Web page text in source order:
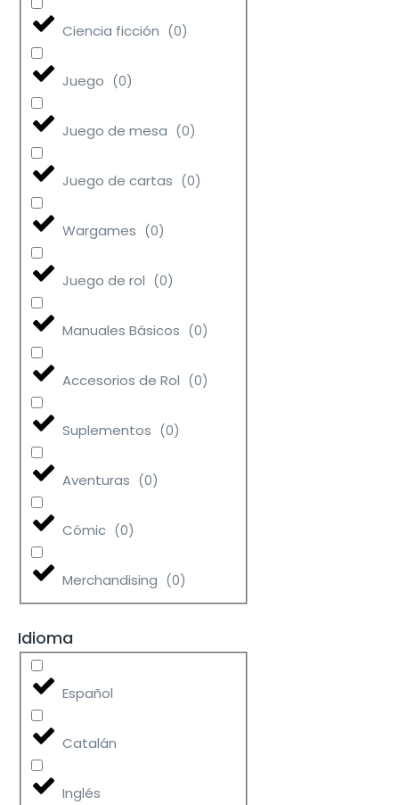
Ciencia ficción (0)
Juego (0)
Juego de mesa (0)
Juego de cartas (0)
Wargames (0)
Juego de rol (0)
Manuales Básicos (0)
Accesorios de Rol (0)
Suplementos (0)
Aventuras (0)
Cómic (0)
Merchandising (0)
Idioma
Español
Catalán
Inglés